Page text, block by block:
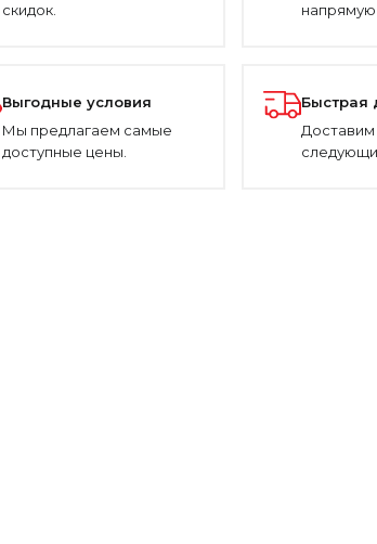
скидок.
напрямую
Выгодные условия
Мы предлагаем самые
доступные цены.
Быстрая
Доставим